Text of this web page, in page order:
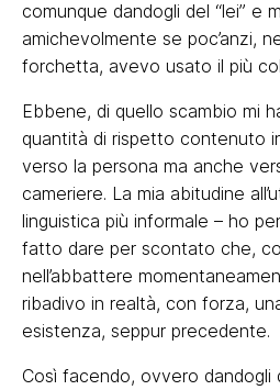
comunque dandogli del “lei” e
amichevolmente se poc’anzi,
forchetta, avevo usato il più
Ebbene, di quello scambio mi
quantità di rispetto contenuto
verso la persona ma anche
cameriere. La mia abitudine
linguistica più informale – ho
fatto dare per scontato che,
nell’abbattere
ribadivo in realtà, con forza,
esistenza, seppur precedente.
Così facendo, ovvero dandogli